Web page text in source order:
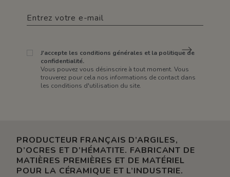
J'accepte les conditions générales et la politique de
confidentialité.
Vous pouvez vous désinscrire à tout moment. Vous
trouverez pour cela nos informations de contact dans
les conditions d'utilisation du site.
PRODUCTEUR FRANÇAIS D’ARGILES,
D’OCRES ET D’HÉMATITE. FABRICANT DE
MATIÈRES PREMIÈRES ET DE MATÉRIEL
POUR LA CÉRAMIQUE ET L’INDUSTRIE.